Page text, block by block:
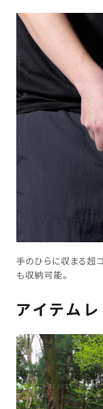
手のひらに収まる超
も収納可能。
アイテム